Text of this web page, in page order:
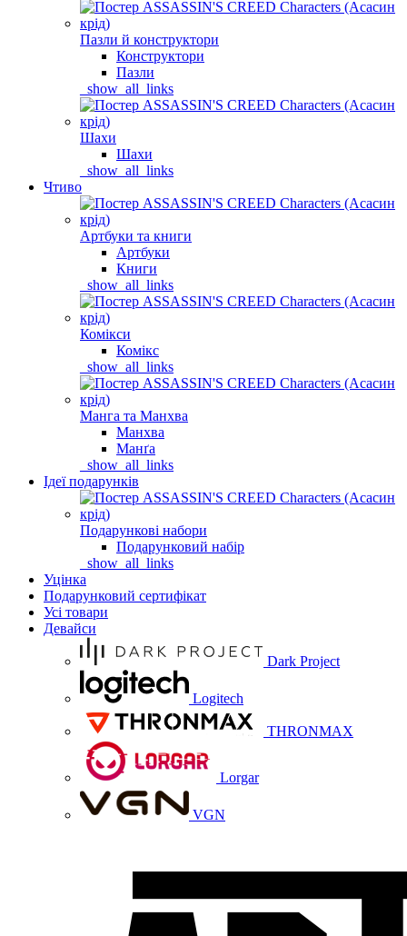
Пазли й конструктори
Конструктори
Пазли
_show_all_links
Шахи
Шахи
_show_all_links
Чтиво
Артбуки та книги
Артбуки
Книги
_show_all_links
Комікси
Комікс
_show_all_links
Манга та Манхва
Манхва
Манґа
_show_all_links
Ідеї подарунків
Подарункові набори
Подарунковий набір
_show_all_links
Уцінка
Подарунковий сертифікат
Усі товари
Девайси
Dark Project
Logitech
THRONMAX
Lorgar
VGN